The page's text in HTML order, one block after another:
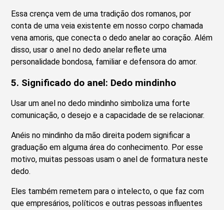
Essa crença vem de uma tradição dos romanos, por
conta de uma veia existente em nosso corpo chamada
vena amoris, que conecta o dedo anelar ao coração. Além
disso, usar o anel no dedo anelar reflete uma
personalidade bondosa, familiar e defensora do amor.
5. Significado do anel: Dedo mindinho
Usar um anel no dedo mindinho simboliza uma forte
comunicação, o desejo e a capacidade de se relacionar.
Anéis no mindinho da mão direita podem significar a
graduação em alguma área do conhecimento. Por esse
motivo, muitas pessoas usam o anel de formatura neste
dedo.
Eles também remetem para o intelecto, o que faz com
que empresários, políticos e outras pessoas influentes